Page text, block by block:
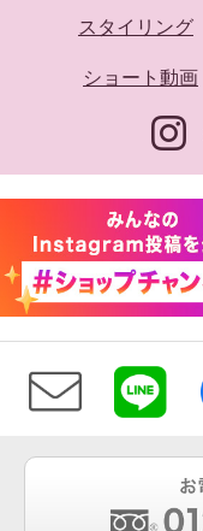
スタイリング
ショート動画